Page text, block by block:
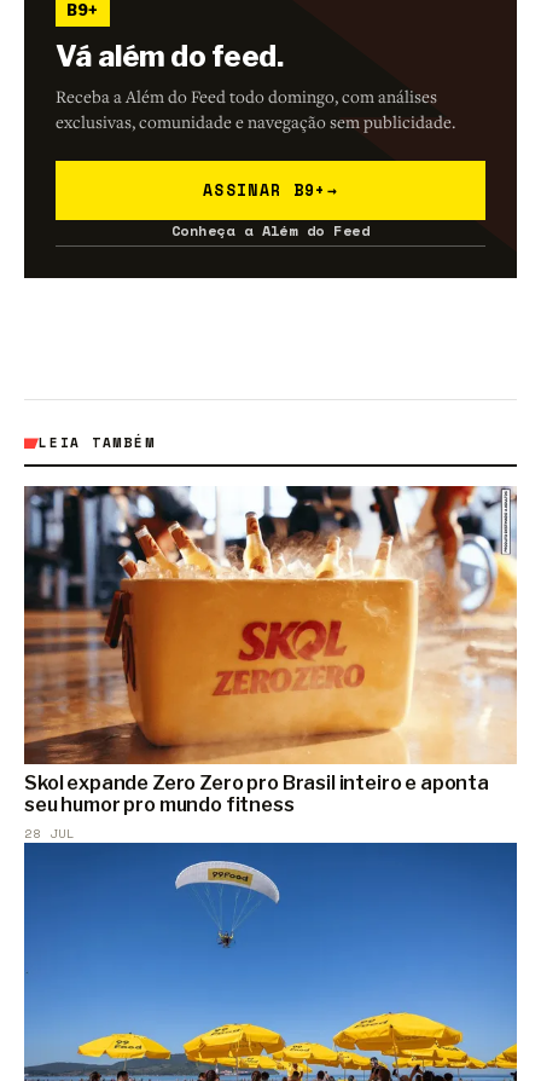
B9+
Vá além do feed.
Receba a Além do Feed todo domingo, com análises
exclusivas, comunidade e navegação sem publicidade.
ASSINAR B9+ →
Conheça a Além do Feed
LEIA TAMBÉM
Skol expande Zero Zero pro Brasil inteiro e aponta
seu humor pro mundo fitness
28 JUL